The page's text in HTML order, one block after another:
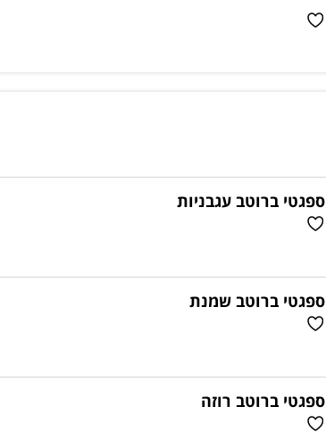
ספגטי ברוטב עגבניות
ספגטי ברוטב שמנת
ספגטי ברוטב רוזה